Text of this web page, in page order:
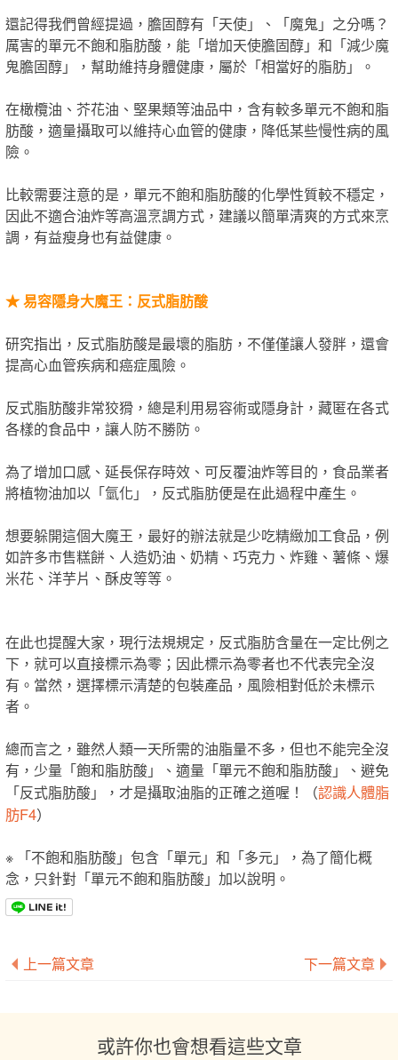
還記得我們曾經提過，膽固醇有「天使」、「魔鬼」之分嗎？
厲害的單元不飽和脂肪酸，能「增加天使膽固醇」和「減少魔
鬼膽固醇」，幫助維持身體健康，屬於「相當好的脂肪」。
在橄欖油、芥花油、堅果類等油品中，含有較多單元不飽和脂
肪酸，適量攝取可以維持心血管的健康，降低某些慢性病的風
險。
比較需要注意的是，單元不飽和脂肪酸的化學性質較不穩定，
因此不適合油炸等高溫烹調方式，建議以簡單清爽的方式來烹
調，有益瘦身也有益健康。
★易容隱身大魔王：反式脂肪酸
研究指出，反式脂肪酸是最壞的脂肪，不僅僅讓人發胖，還會
提高心血管疾病和癌症風險。
反式脂肪酸非常狡猾，總是利用易容術或隱身計，藏匿在各式
各樣的食品中，讓人防不勝防。
為了增加口感、延長保存時效、可反覆油炸等目的，食品業者
將植物油加以「氫化」，反式脂肪便是在此過程中產生。
想要躲開這個大魔王，最好的辦法就是少吃精緻加工食品，例
如許多市售糕餅、人造奶油、奶精、巧克力、炸雞、薯條、爆
米花、洋芋片、酥皮等等。
在此也提醒大家，現行法規規定，反式脂肪含量在一定比例之
下，就可以直接標示為零；因此標示為零者也不代表完全沒
有。當然，選擇標示清楚的包裝產品，風險相對低於未標示
者。
總而言之，雖然人類一天所需的油脂量不多，但也不能完全沒
有，少量「飽和脂肪酸」、適量「單元不飽和脂肪酸」、避免
「反式脂肪酸」，才是攝取油脂的正確之道喔！（認識人體脂
肪F4）
※ 「不飽和脂肪酸」包含「單元」和「多元」，為了簡化概
念，只針對「單元不飽和脂肪酸」加以說明。
上一篇文章 下一篇文章
或許你也會想看這些文章